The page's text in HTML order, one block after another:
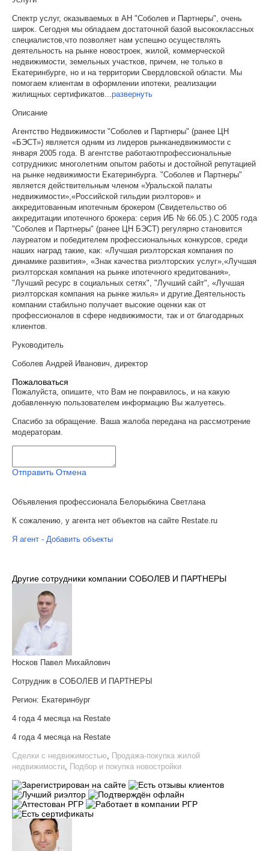
Спектр услуг, оказываемых в АН "Соболев и Партнеры", очень
широк. Сегодня мы обладаем достаточной базой высококлассных
специалистов,что позволяет нам успешно осуществлять
деятельность на рынке новостроек, жилой, коммерческой
недвижимости, земельных участков, причем, не только в
Екатеринбурге, но и на территории Свердловской области. Мы
помогаем клиентам в оформлении ипотеки, реализации
жилищных сертификатов...развернуть
Описание
Агентство Недвижимости "Соболев и Партнеры" (ранее ЦН
«БЭСТ») является одним из лидеров рынканедвижимости с
января 2005 года. В агентстве работаютпрофессиональные
сотрудникис многолетним опытом работы и достойной репутацией
на рынке недвижимости Екатеринбурга. "Соболев и Партнеры"
является действительным членом «Уральской палаты
недвижимости»,«Российской гильдии риэлторов» и
аккредитованным ипотечным брокером (Свидетельство об
аккредитации ипотечного брокера: серия ИБ № 66.05.).С 2005 года
"Соболев и Партнеры" (ранее ЦН БЭСТ) регулярно становится
лауреатом и победителем профессиональных конкурсов, среди
наших наград такие, как: «Лучшая риэлторская компания по
динамике развития», «Знак качества риэлторских услуг»,«Лучшая
риэлторская компания на рынке ипотечного кредитования»,
"Лучший ресурс в социальных сетях", "Лучший сайт", «Лучшая
риэлторская компания на рынке жилья» и другие.Деятельность
компании стабильно получает высокие оценки как от
профессионалов в сфере недвижимости, так и от благодарных
клиентов.
Руководитель
Соболев Андрей Иванович, директор
Пожаловаться
Пожалуйста, опишите, что Вам не понравилось, и на какую
добавленную пользователем информацию Вы жалуетесь.
Спасибо за обращение. Ваша жалоба передана на рассмотрение
модераторам.
Отправить Отмена
Объявления профессионала Белорыбкина Светлана
К сожалению, у агента нет объектов на сайте Restate.ru
Я агент - Добавить объекты
Другие сотрудники компании СОБОЛЕВ И ПАРТНЕРЫ
Носков Павел Михайлович
Сотрудник в СОБОЛЕВ И ПАРТНЕРЫ
Регион: Екатеринбург
4 года 4 месяца на Restate
4 года 4 месяца на Restate
Сделки с недвижимостью, Продажа-покупка жилой
недвижимости, Подбор и покупка новостройки